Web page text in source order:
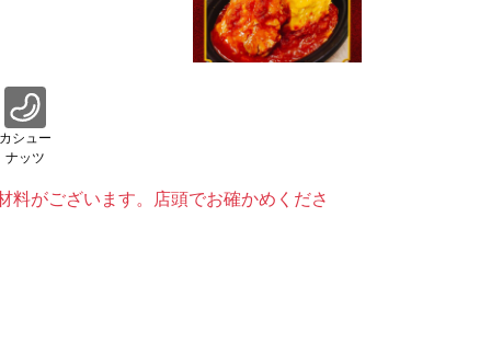
カシュー
ナッツ
料がございます。店頭でお確かめくださ